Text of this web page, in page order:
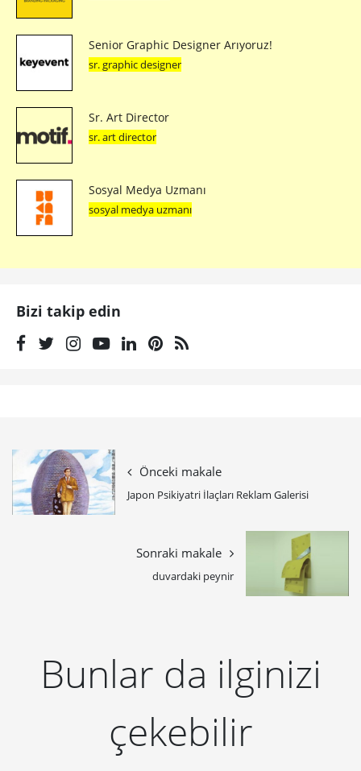
Senior Graphic Designer Arıyoruz!
sr. graphic designer
Sr. Art Director
sr. art director
Sosyal Medya Uzmanı
sosyal medya uzmanı
Bizi takip edin
Önceki makale
Japon Psikiyatri İlaçları Reklam Galerisi
Sonraki makale
duvardaki peynir
Bunlar da ilginizi
çekebilir